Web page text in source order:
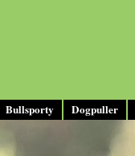
Bullsporty Dogpuller